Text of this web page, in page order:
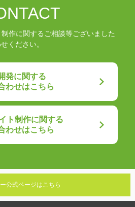
作に関するご相談等ございました
ください。
発に関する
わせはこちら
ト制作に関する
わせはこちら
公式ページはこちら